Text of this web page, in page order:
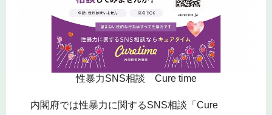
性暴力SNS相談 Cure time
内閣府では性暴力に関するSNS相談「Cure